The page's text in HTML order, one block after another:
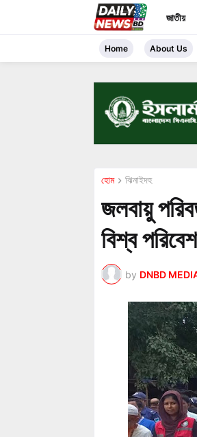
জাতীয়
Home About Us
হোম ঝিনাইদহ
জলবায়ু
বিশ্ব
by DNBD